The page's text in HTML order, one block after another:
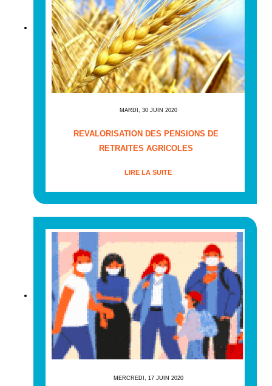
MARDI, 30 JUIN 2020
REVALORISATION DES PENSIONS DE
RETRAITES AGRICOLES
LIRE LA SUITE
MERCREDI, 17 JUIN 2020